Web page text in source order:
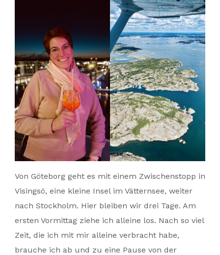
Von Göteborg geht es mit einem Zwischenstopp in
Visingsö, eine kleine Insel im Vätternsee, weiter
nach Stockholm. Hier bleiben wir drei Tage. Am
ersten Vormittag ziehe ich alleine los. Nach so viel
Zeit, die ich mit mir alleine verbracht habe,
brauche ich ab und zu eine Pause von der